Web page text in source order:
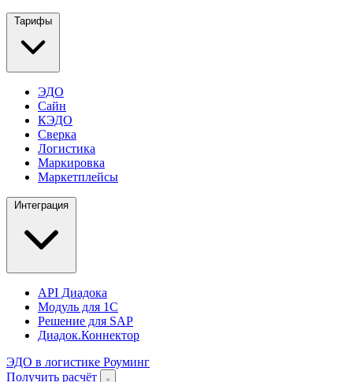
Тарифы
ЭДО
Сайн
КЭДО
Сверка
Логистика
Маркировка
Маркетплейсы
Интеграция
API Диадока
Модуль для 1С
Решение для SAP
Диадок.Коннектор
ЭДО в логистике Роуминг
Получить расчёт